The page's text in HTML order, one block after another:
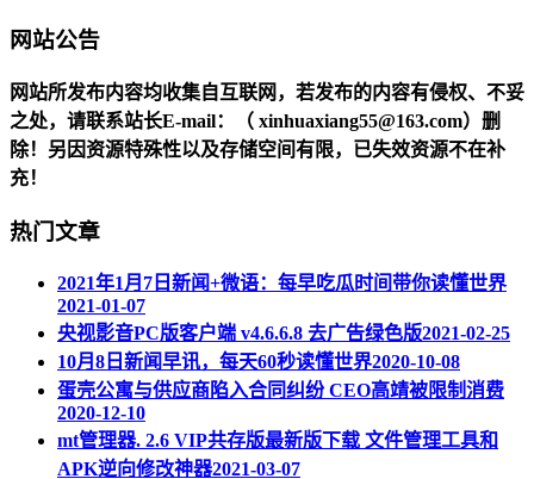
网站公告
网站所发布内容均收集自互联网，若发布的内容有侵权、不妥
之处，请联系站长E-mail：（ xinhuaxiang55@163.com）删
除！另因资源特殊性以及存储空间有限，已失效资源不在补
充！
热门文章
2021年1月7日新闻+微语：每早吃瓜时间带你读懂世界
2021-01-07
央视影音PC版客户端 v4.6.6.8 去广告绿色版2021-02-25
10月8日新闻早讯，每天60秒读懂世界2020-10-08
蛋壳公寓与供应商陷入合同纠纷 CEO高靖被限制消费
2020-12-10
mt管理器. 2.6 VIP共存版最新版下载 文件管理工具和
APK逆向修改神器2021-03-07